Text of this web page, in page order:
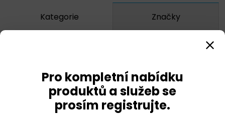
Kategorie Značky
CheckPoint
Pro kompletní nabídku
produktů a služeb se
prosím registrujte.